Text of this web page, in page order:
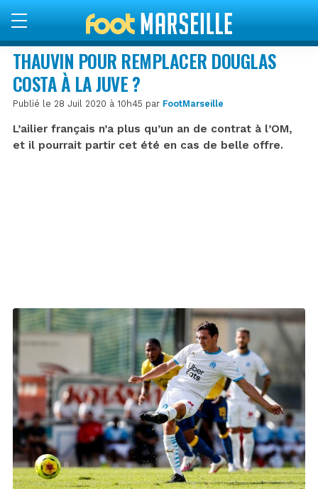
THAUVIN POUR REMPLACER DOUGLAS
COSTA À LA JUVE ?
Publié le 28 Juil 2020 à 10h45 par FootMarseille
L’ailier français n’a plus qu’un an de contrat à l’OM,
et il pourrait partir cet été en cas de belle offre.